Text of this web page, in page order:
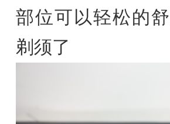
部位可以轻松的
剃须了